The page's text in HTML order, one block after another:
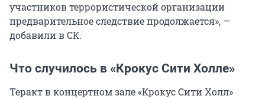
участников террористической организации
предварительное следствие продолжается», —
добавили в СК.
Что случилось в «Крокус Сити Холле»
Теракт в концертном зале «Крокус Сити Холл»